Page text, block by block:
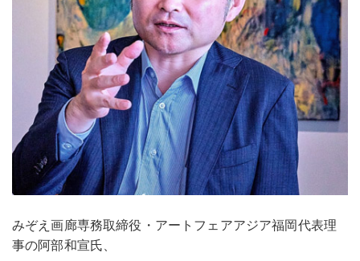
みぞえ画廊専務取締役・アートフェアアジア福岡代表理
事の阿部和宣氏、